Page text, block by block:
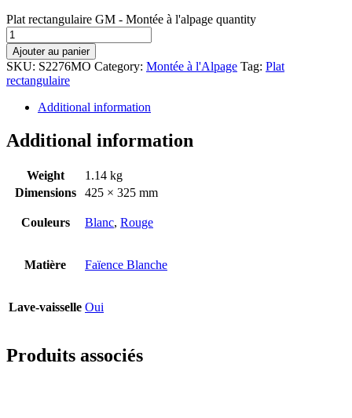
Plat rectangulaire GM - Montée à l'alpage quantity
Ajouter au panier
SKU: S2276MO Category: Montée à l'Alpage Tag: Plat
rectangulaire
Additional information
Additional information
Weight
1.14 kg
Dimensions
425 × 325 mm
Couleurs Blanc, Rouge
Matière Faïence Blanche
Lave-vaisselle Oui
Produits associés